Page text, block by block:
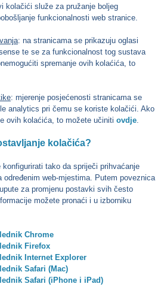
kolačići služe za pružanje boljeg
funkcionalnosti web stranice.
: na stranicama se prikazuju oglasi
te se za funkcionalnost tog sustava
spremanje ovih kolaćića, to
: mjerenje posjećenosti stranicama se
analytics pri čemu se koriste kolačići. Ako
ovih kolaćića, to možete učiniti ovdje.
kolačića?
tako da spriječi prihvaćanje
web-mjestima. Putem poveznica
za promjenu postavki svih često
možete pronaći i u izborniku
Chrome
Firefox
Internet Explorer
Safari (Mac)
Safari (iPhone i iPad)